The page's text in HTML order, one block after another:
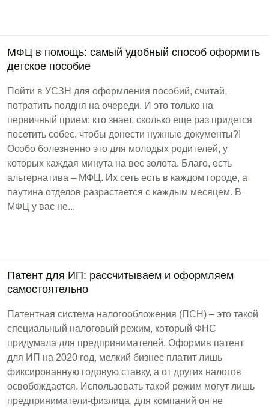
МФЦ в помощь: самый удобный способ оформить
детское пособие
Пойти в УСЗН для оформления пособий, считай,
потратить полдня на очереди. И это только на
первичный прием: кто знает, сколько еще раз придется
посетить собес, чтобы донести нужные документы?!
Особо болезненно это для молодых родителей, у
которых каждая минута на вес золота. Благо, есть
альтернатива – МФЦ. Их сеть есть в каждом городе, а
паутина отделов разрастается с каждым месяцем. В
МФЦ у вас не...
Патент для ИП: рассчитываем и оформляем
самостоятельно
Патентная система налогообложения (ПСН) – это такой
специальный налоговый режим, который ФНС
придумала для предпринимателей. Оформив патент
для ИП на 2020 год, мелкий бизнес платит лишь
фиксированную годовую ставку, а от других налогов
освобождается. Использовать такой режим могут лишь
предприниматели-физлица, для компаний он не